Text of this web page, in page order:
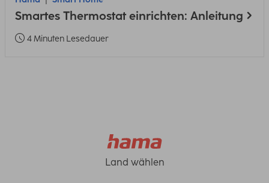
Smartes Thermostat einrichten: Anleitung
4 Minuten Lesedauer
Land wählen